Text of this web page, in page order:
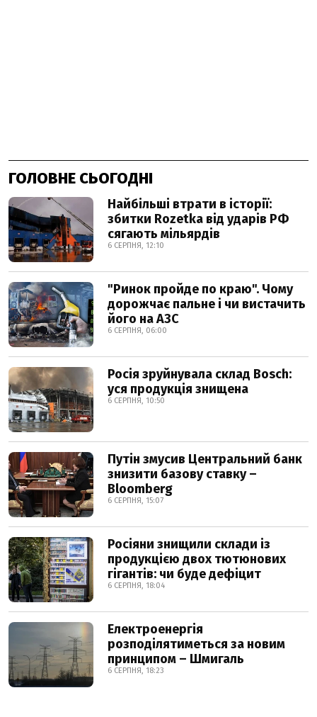
ГОЛОВНЕ СЬОГОДНІ
Найбільші втрати в історії:
збитки Rozetka від ударів РФ
сягають мільярдів
6 СЕРПНЯ, 12:10
"Ринок пройде по краю". Чому
дорожчає пальне і чи вистачить
його на АЗС
6 СЕРПНЯ, 06:00
Росія зруйнувала склад Bosch:
уся продукція знищена
6 СЕРПНЯ, 10:50
Путін змусив Центральний банк
знизити базову ставку –
Bloomberg
6 СЕРПНЯ, 15:07
Росіяни знищили склади із
продукцією двох тютюнових
гігантів: чи буде дефіцит
6 СЕРПНЯ, 18:04
Електроенергія
розподілятиметься за новим
принципом – Шмигаль
6 СЕРПНЯ, 18:23